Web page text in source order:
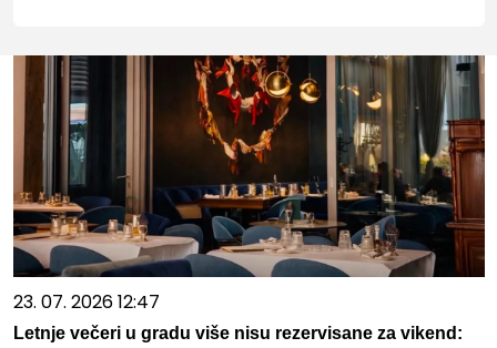
23. 07. 2026 12:47
Letnje večeri u gradu više nisu rezervisane za vikend: